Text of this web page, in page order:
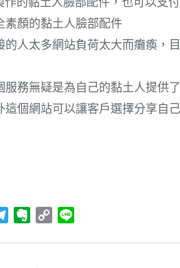
素顏的黏土人臉部配件
人太多網站負荷太大而癱瘓，
務無疑是為自己的黏土人提供
個網站可以讓客戶選擇分享自
TelegramEvernote
Copy